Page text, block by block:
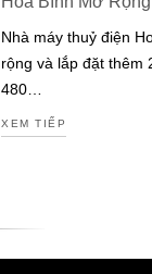
Nhà máy thuỷ điện
rộng và lắp đặt thêm
480…
XEM TIẾP